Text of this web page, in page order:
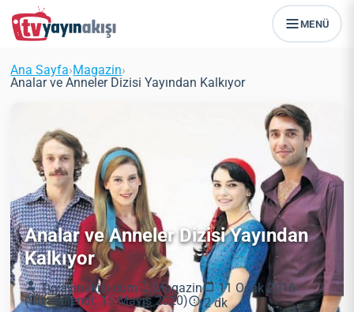
MENÜ
Ana Sayfa›Magazin›
Analar ve Anneler Dizisi Yayından Kalkıyor
Analar ve Anneler Dizisi Yayından
Kalkıyor
Tvyayinakisi.com Magazin
11 Ocak 2016
(Güncellendi: 15 Mayıs 2020)
2 dk